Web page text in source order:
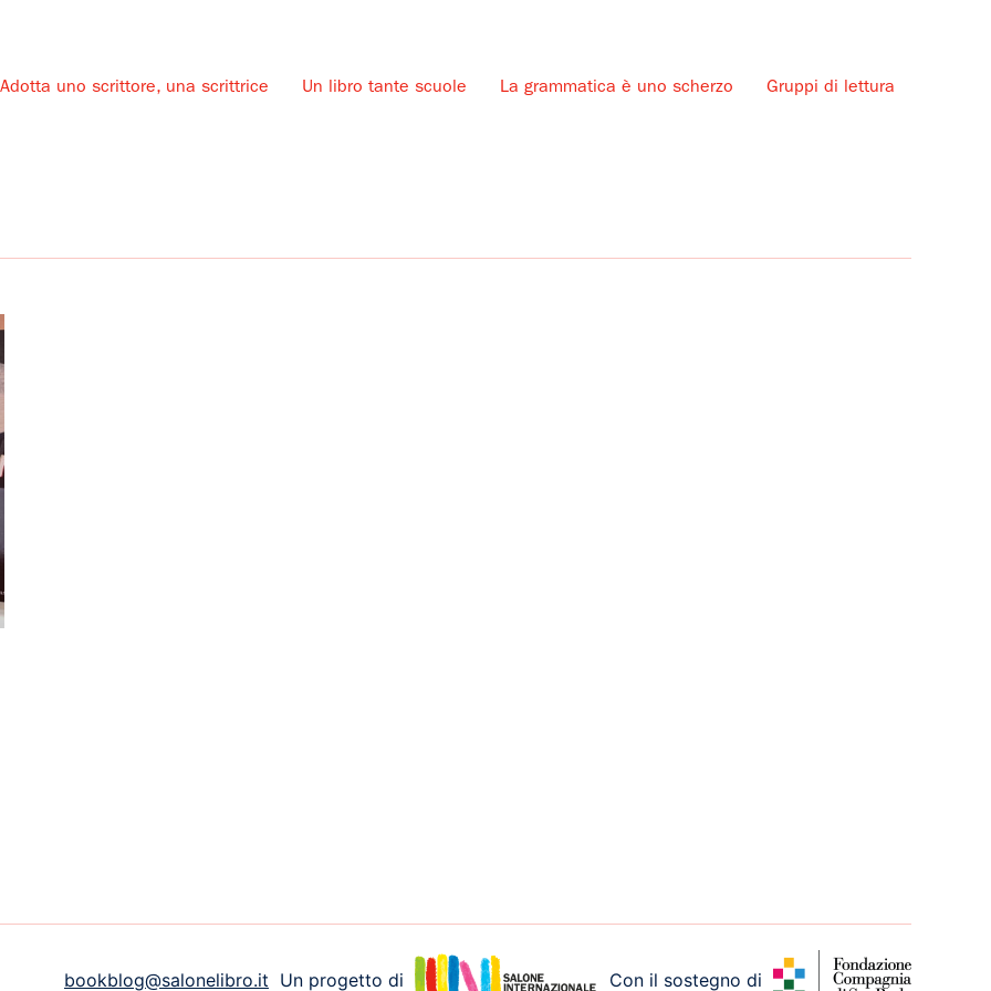
Adotta uno scrittore, una scrittrice Un libro tante scuole La grammatica è uno scherzo Gruppi di lettura
bookblog@salonelibro.it Un progetto di Con il sostegno di